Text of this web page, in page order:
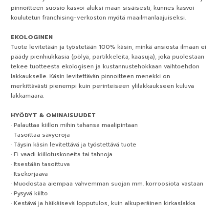
pinnoitteen suosio kasvoi aluksi maan sisäisesti, kunnes kasvoi
koulutetun franchising-verkoston myötä maailmanlaajuiseksi.
EKOLOGINEN
Tuote levitetään ja työstetään 100% käsin, minkä ansiosta ilmaan ei
päädy pienhiukkasia (pölyä, partikkeleita, kaasuja), joka puolestaan
tekee tuotteesta ekologisen ja kustannustehokkaan vaihtoehdon
lakkaukselle. Käsin levitettävän pinnoitteen menekki on
merkittävästi pienempi kuin perinteiseen ylilakkaukseen kuluva
lakkamäärä.
HYÖDYT & OMINAISUUDET
· Palauttaa kiillon mihin tahansa maalipintaan
· Tasoittaa sävyeroja
· Täysin käsin levitettävä ja työstettävä tuote
· Ei vaadi kiillotuskoneita tai tahnoja
· Itsestään tasoittuva
· Itsekorjaava
· Muodostaa aiempaa vahvemman suojan mm. korroosiota vastaan
· Pysyvä kiilto
· Kestävä ja häikäisevä lopputulos, kuin alkuperäinen kirkaslakka